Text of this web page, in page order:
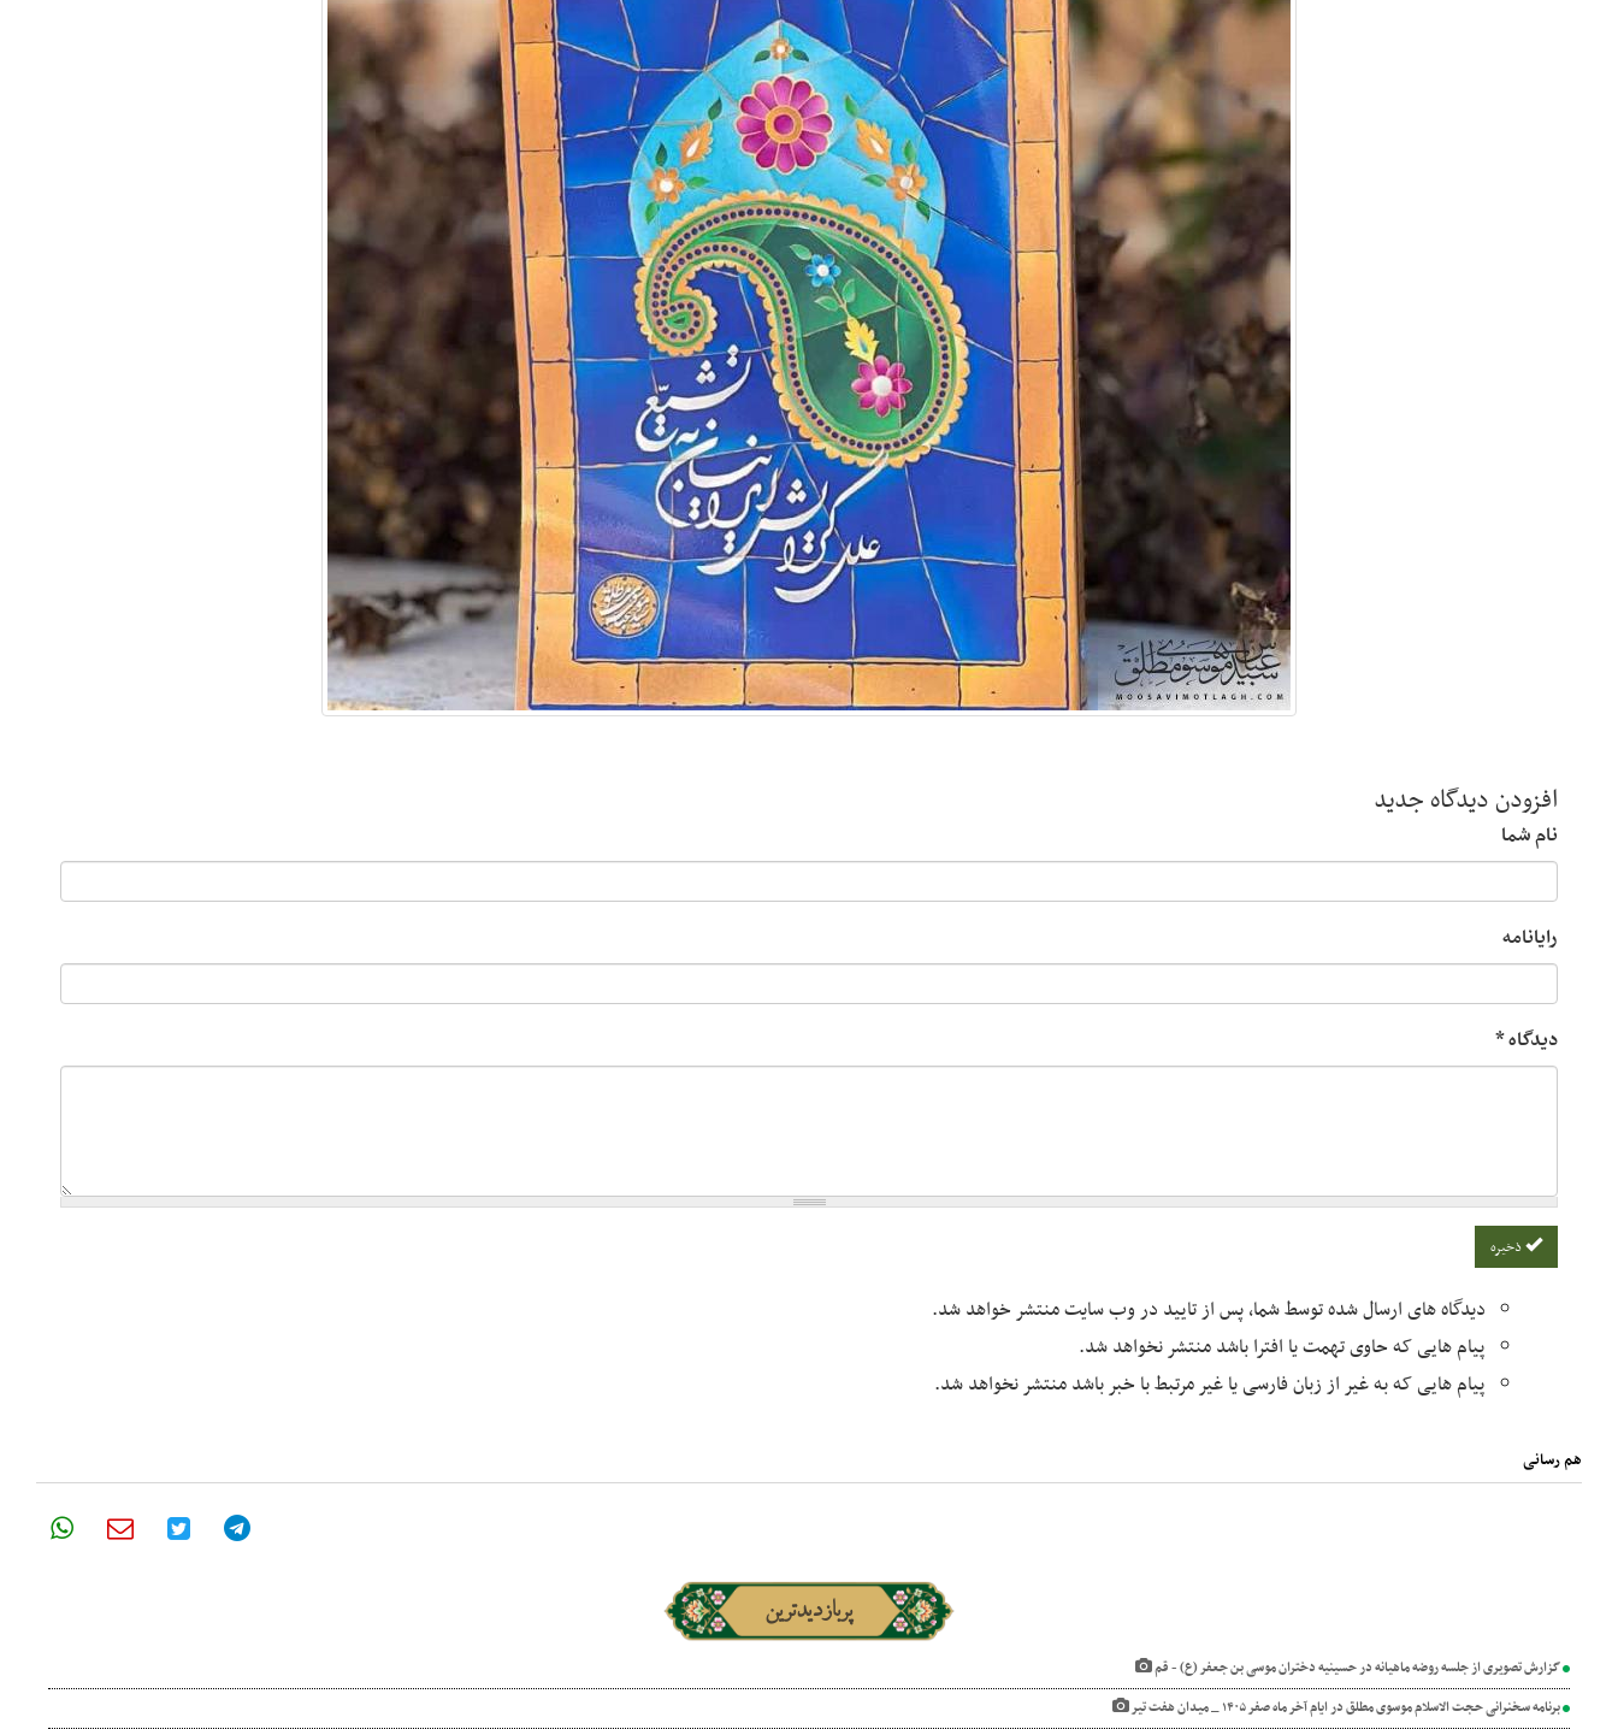
افزودن دیدگاه جدید
نام شما
رایانامه
دیدگاه*
دیدگاه های ارسال شده توسط شما، پس از تایید در وب سایت منتشر خواهد شد.
پیام هایی که حاوی تهمت یا افترا باشد منتشر نخواهد شد.
پیام هایی که به غیر از زبان فارسی یا غیر مرتبط با خبر باشد منتشر نخواهد شد.
هم رسانی
پربازدیدترین
گزارش تصویری از جلسه روضه ماهیانه در حسینیه دختران موسی بن جعفر (ع) - قم
برنامه سخنرانی حجت الاسلام موسوی مطلق در ایام آخر ماه صفر ۱۴۰۵ _ میدان هفت تیر